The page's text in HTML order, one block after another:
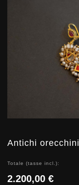
Antichi
Totale (tasse incl.):
2.200,00 €